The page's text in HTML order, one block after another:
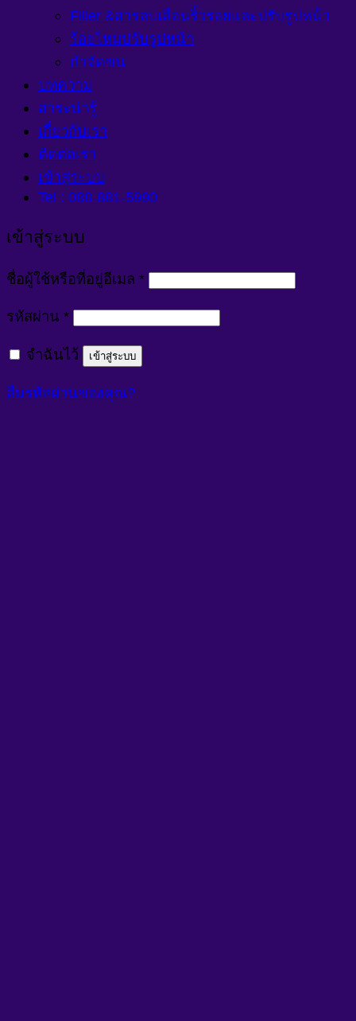
Filler &สารลบเลือนริ้วรอยและปรับรูปหน้า
ร้อยไหมปรับรูปหน้า
กำจัดขน
บทความ
สาระน่ารู้
เกี่ยวกับเรา
ติดต่อเรา
เข้าสู่ระบบ
Tel : 088-881-5990
เข้าสู่ระบบ
ชื่อผู้ใช้หรือที่อยู่อีเมล *ต้องการ
รหัสผ่าน *ต้องการ
จำฉันไว้ เข้าสู่ระบบ
ลืมรหัสผ่านของคุณ?